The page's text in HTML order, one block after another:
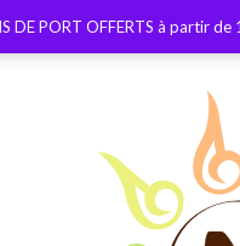
DE PORT OFFERTS à partir